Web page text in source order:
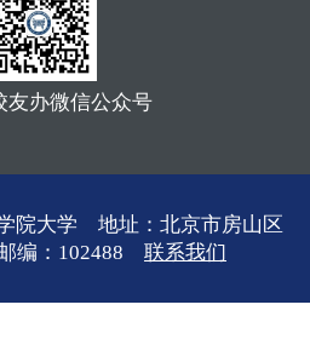
友办微信公众号
院大学 地址：北京市房山区
编：102488 联系我们